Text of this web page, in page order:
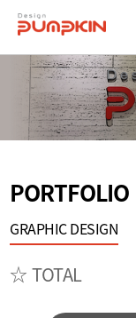
PORTFOLIO
GRAPHIC DESIGN
☆ TOTAL